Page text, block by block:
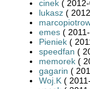
cinek (
lukasz (
emes (
Pieniek (
speedfan (
memorek (
gagarin (
Woj.K (